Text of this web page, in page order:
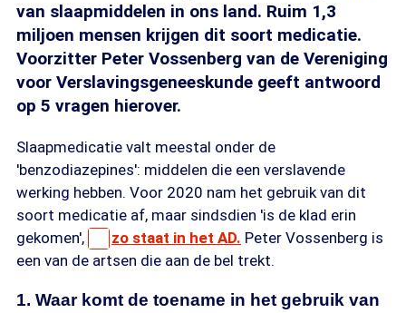
van slaapmiddelen in ons land. Ruim 1,3
miljoen mensen krijgen dit soort medicatie.
Voorzitter Peter Vossenberg van de Vereniging
voor Verslavingsgeneeskunde geeft antwoord
op 5 vragen hierover.
Slaapmedicatie valt meestal onder de
'benzodiazepines': middelen die een verslavende
werking hebben. Voor 2020 nam het gebruik van dit
soort medicatie af, maar sindsdien 'is de klad erin
gekomen',
zo staat in het AD. Peter Vossenberg is
een van de artsen die aan de bel trekt.
1. Waar komt de toename in het gebruik van